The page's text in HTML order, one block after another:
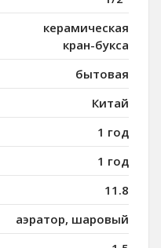
керамическая
кран-букса
бытовая
Китай
1 год
1 год
11.8
аэратор, шаровый